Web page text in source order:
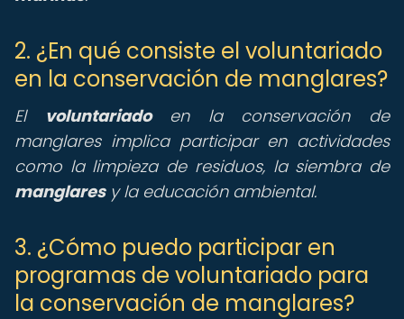
2. ¿En qué consiste el voluntariado
en la conservación de manglares?
El voluntariadoen la conservación de
manglares implica participar en actividades
como la limpieza de residuos, la siembra de
manglaresy la educación ambiental.
3. ¿Cómo puedo participar en
programas de voluntariado para
la conservación de manglares?